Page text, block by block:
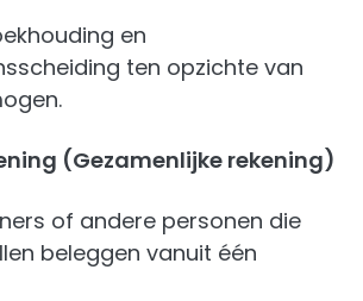
en
ten opzichte van
(Gezamenlijke rekening)
of andere personen die
beleggen vanuit één